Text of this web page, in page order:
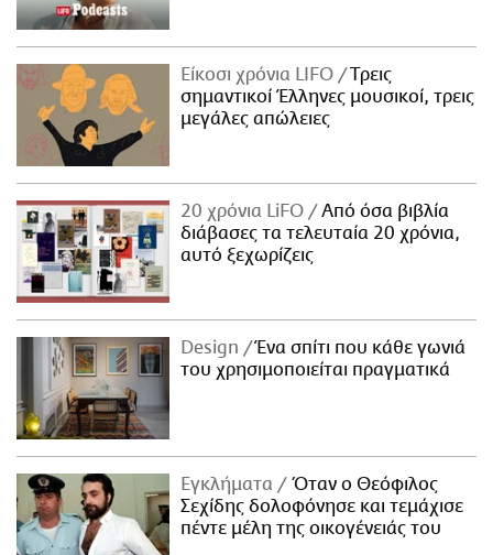
Είκοσι χρόνια LIFO
Tρεις
σημαντικοί Έλληνες μουσικοί, τρεις
μεγάλες απώλειες
20 χρόνια LiFO
Από όσα βιβλία
διάβασες τα τελευταία 20 χρόνια,
αυτό ξεχωρίζεις
Design
Ένα σπίτι που κάθε γωνιά
του χρησιμοποιείται πραγματικά
Εγκλήματα
Όταν ο Θεόφιλος
Σεχίδης δολοφόνησε και τεμάχισε
πέντε μέλη της οικογένειάς του